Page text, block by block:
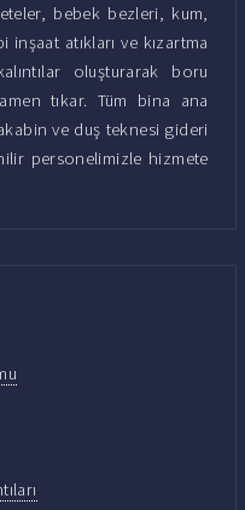
bebek bezleri, kum,
atıkları ve kızartma
oluşturarak boru
tıkar. Tüm bina ana
ve duş teknesi gideri
personelimizle hizmete